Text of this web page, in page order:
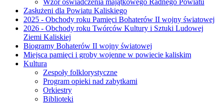
Wzór oświadczenia majątkowego Radnego Powiatu
Zasłużeni dla Powiatu Kaliskiego
2025 - Obchody roku Pamięci Bohaterów II wojny światowej
2026 - Obchody roku Twórców Kultury i Sztuki Ludowej
Ziemi Kaliskiej
Biogramy Bohaterów II wojny światowej
Miejsca pamięci i groby wojenne w powiecie kaliskim
Kultura
Zespoły folklorystyczne
Program opieki nad zabytkami
Orkiestry
Biblioteki